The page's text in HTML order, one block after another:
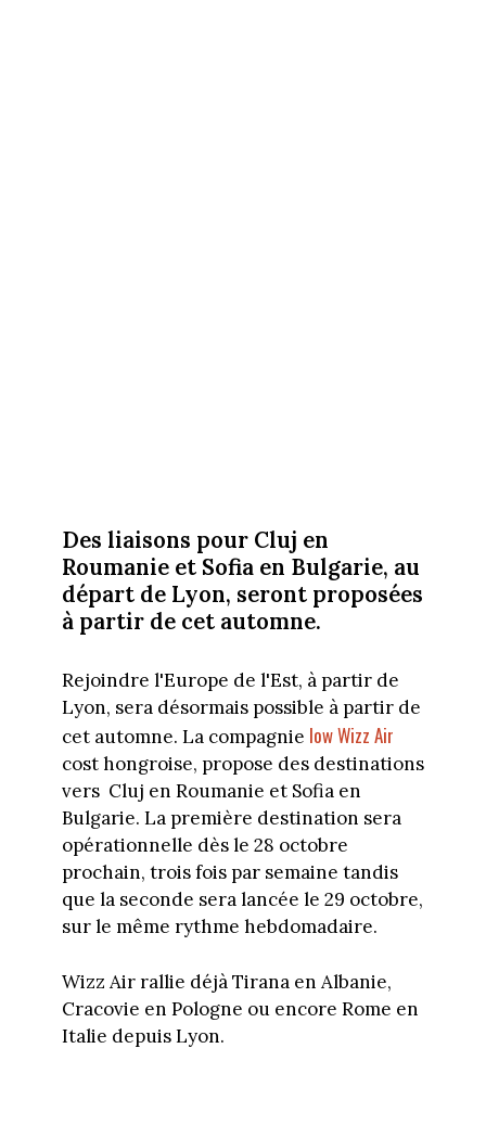
Des liaisons pour Cluj en
Roumanie et Sofia en Bulgarie, au
départ de Lyon, seront proposées
à partir de cet automne.
Rejoindre l'Europe de l'Est, à partir de
Lyon, sera désormais possible à partir de
cet automne. La compagnie low Wizz Air
cost hongroise, propose des destinations
vers Cluj en Roumanie et Sofia en
Bulgarie. La première destination sera
opérationnelle dès le 28 octobre
prochain, trois fois par semaine tandis
que la seconde sera lancée le 29 octobre,
sur le même rythme hebdomadaire.
Wizz Air rallie déjà Tirana en Albanie,
Cracovie en Pologne ou encore Rome en
Italie depuis Lyon.